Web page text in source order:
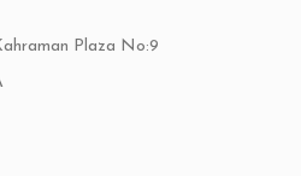
Plaza No:9